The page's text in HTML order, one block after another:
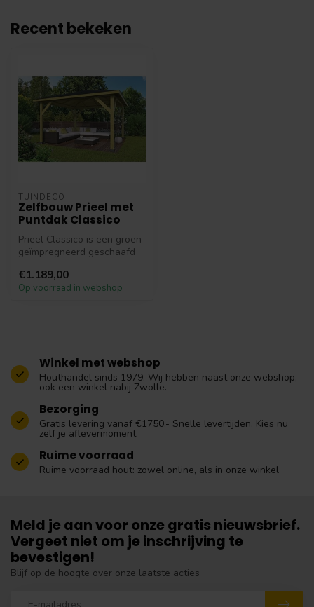
Recent bekeken
TUINDECO
Zelfbouw Prieel met
Puntdak Classico
Prieel Classico is een groen
geïmpregneerd geschaafd
€1.189,00
Op voorraad in webshop
Winkel met webshop
Houthandel sinds 1979. Wij hebben naast onze webshop,
ook een winkel nabij Zwolle.
Bezorging
Gratis levering vanaf €1750,- Snelle levertijden. Kies nu
zelf je aflevermoment.
Ruime voorraad
Ruime voorraad hout: zowel online, als in onze winkel
Meld je aan voor onze gratis nieuwsbrief.
Vergeet niet om je inschrijving te
bevestigen!
Blijf op de hoogte over onze laatste acties